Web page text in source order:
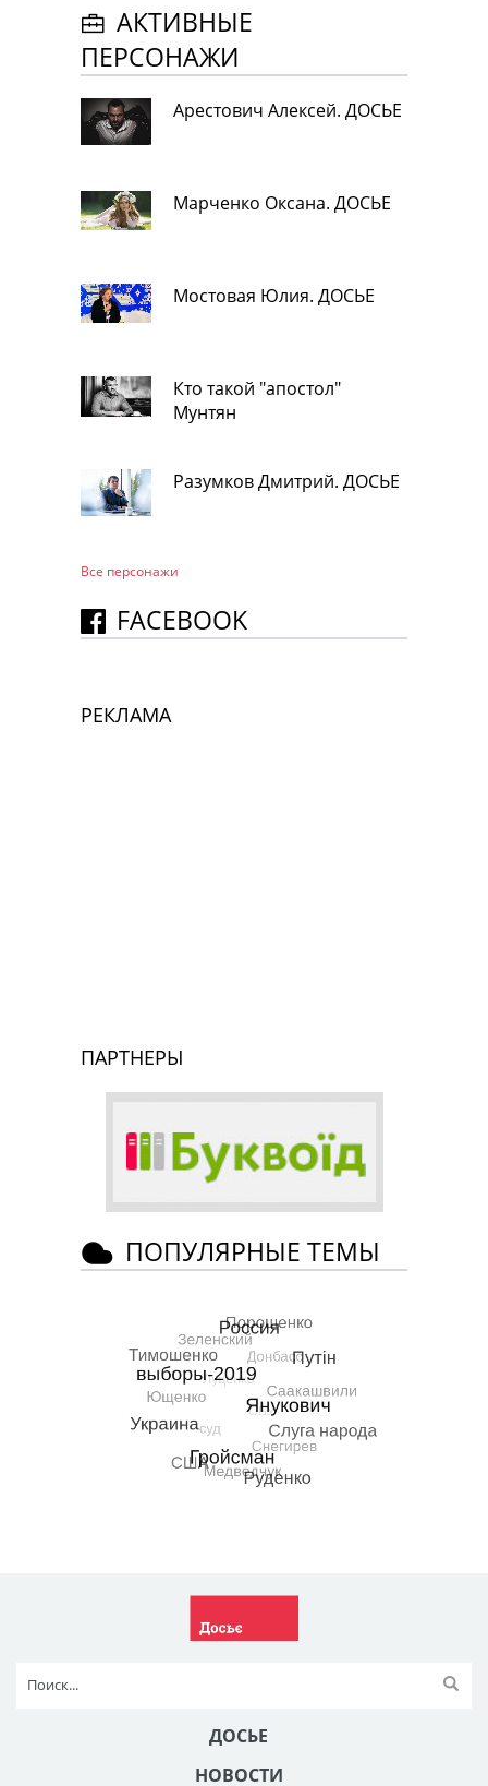
АКТИВНЫЕ
ПЕРСОНАЖИ
Арестович Алексей. ДОСЬЕ
Марченко Оксана. ДОСЬЕ
Мостовая Юлия. ДОСЬЕ
Кто такой "апостол"
Мунтян
Разумков Дмитрий. ДОСЬЕ
Все персонажи
FACEBOOK
РЕКЛАМА
ПАРТНЕРЫ
ПОПУЛЯРНЫЕ ТЕМЫ
ДОСЬЕ
НОВОСТИ